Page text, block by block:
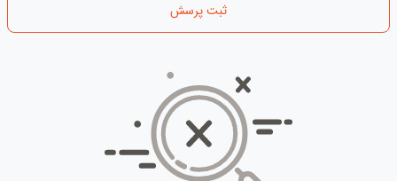
ثبت پرسش